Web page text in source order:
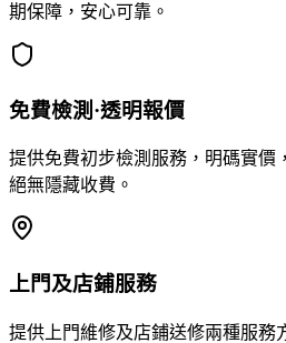
期保障，安心可靠。
免費檢測·透明報價
提供免費初步檢測服務，明碼實價
絕無隱藏收費。
上門及店鋪服務
提供上門維修及店鋪送修兩種服務